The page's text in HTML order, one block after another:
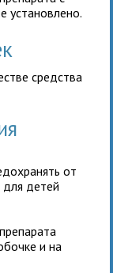
установлено.
средства
от
детей
и на